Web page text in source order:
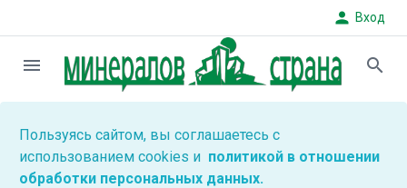
person Вход
menu search
Пользуясь сайтом, вы соглашаетесь с
использованием cookies и политикой в отношении
обработки персональных данных.